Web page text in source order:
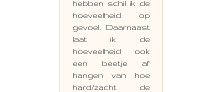
hebben schil ik de
hoeveelheid op
gevoel. Daarnaast
laat ik de
hoeveelheid ook
een beetje af
hangen van hoe
hard/zacht de